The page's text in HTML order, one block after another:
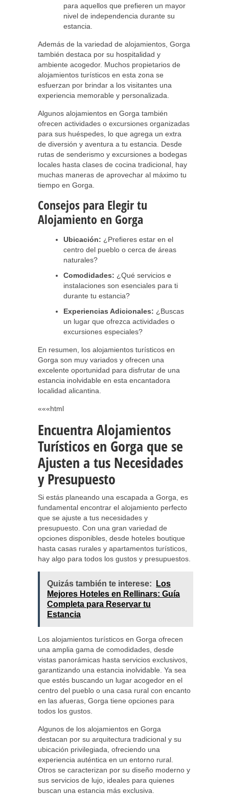
para aquellos que prefieren un mayor
nivel de independencia durante su
estancia.
Además de la variedad de alojamientos, Gorga
también destaca por su hospitalidad y
ambiente acogedor. Muchos propietarios de
alojamientos turísticos en esta zona se
esfuerzan por brindar a los visitantes una
experiencia memorable y personalizada.
Algunos alojamientos en Gorga también
ofrecen actividades o excursiones organizadas
para sus huéspedes, lo que agrega un extra
de diversión y aventura a tu estancia. Desde
rutas de senderismo y excursiones a bodegas
locales hasta clases de cocina tradicional, hay
muchas maneras de aprovechar al máximo tu
tiempo en Gorga.
Consejos para Elegir tu
Alojamiento en Gorga
Ubicación: ¿Prefieres estar en el
centro del pueblo o cerca de áreas
naturales?
Comodidades: ¿Qué servicios e
instalaciones son esenciales para ti
durante tu estancia?
Experiencias Adicionales: ¿Buscas
un lugar que ofrezca actividades o
excursiones especiales?
En resumen, los alojamientos turísticos en
Gorga son muy variados y ofrecen una
excelente oportunidad para disfrutar de una
estancia inolvidable en esta encantadora
localidad alicantina.
«««html
Encuentra Alojamientos
Turísticos en Gorga que se
Ajusten a tus Necesidades
y Presupuesto
Si estás planeando una escapada a Gorga, es
fundamental encontrar el alojamiento perfecto
que se ajuste a tus necesidades y
presupuesto. Con una gran variedad de
opciones disponibles, desde hoteles boutique
hasta casas rurales y apartamentos turísticos,
hay algo para todos los gustos y presupuestos.
Quizás también te interese:
Los
Mejores Hoteles en Rellinars: Guía
Completa para Reservar tu
Estancia
Los alojamientos turísticos en Gorga ofrecen
una amplia gama de comodidades, desde
vistas panorámicas hasta servicios exclusivos,
garantizando una estancia inolvidable. Ya sea
que estés buscando un lugar acogedor en el
centro del pueblo o una casa rural con encanto
en las afueras, Gorga tiene opciones para
todos los gustos.
Algunos de los alojamientos en Gorga
destacan por su arquitectura tradicional y su
ubicación privilegiada, ofreciendo una
experiencia auténtica en un entorno rural.
Otros se caracterizan por su diseño moderno y
sus servicios de lujo, ideales para quienes
buscan una estancia más exclusiva.